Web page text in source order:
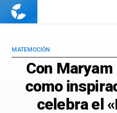
Cuaderno
Con
como
celebra el
MATEMOCIÓN